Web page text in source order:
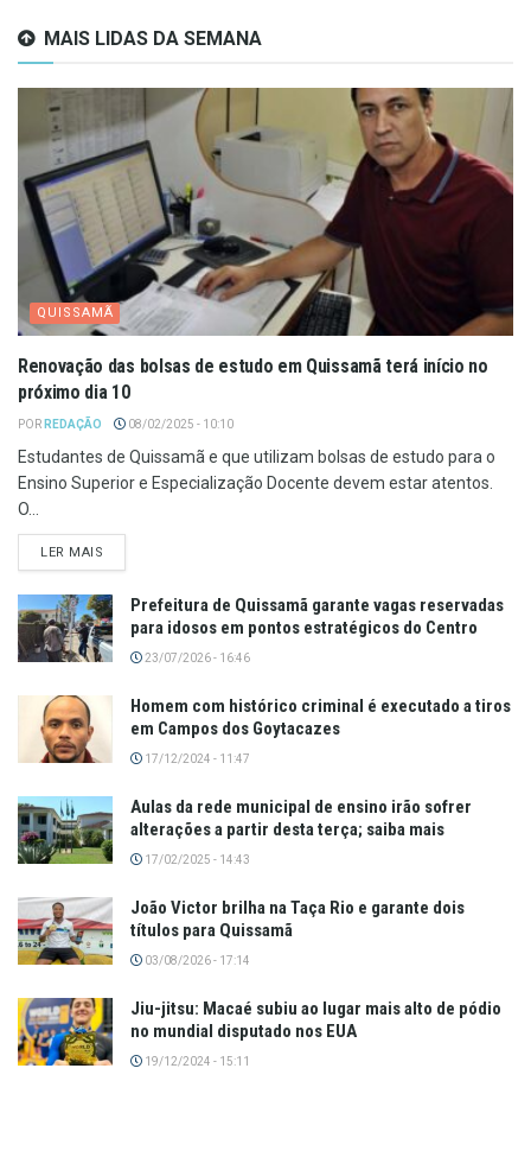
MAIS LIDAS DA SEMANA
QUISSAMÃ
Renovação das bolsas de estudo em Quissamã terá início no
próximo dia 10
POR REDAÇÃO 08/02/2025 - 10:10
Estudantes de Quissamã e que utilizam bolsas de estudo para o
Ensino Superior e Especialização Docente devem estar atentos.
O...
LER MAIS
Prefeitura de Quissamã garante vagas reservadas
para idosos em pontos estratégicos do Centro
23/07/2026 - 16:46
Homem com histórico criminal é executado a tiros
em Campos dos Goytacazes
17/12/2024 - 11:47
Aulas da rede municipal de ensino irão sofrer
alterações a partir desta terça; saiba mais
17/02/2025 - 14:43
João Victor brilha na Taça Rio e garante dois
títulos para Quissamã
03/08/2026 - 17:14
Jiu-jitsu: Macaé subiu ao lugar mais alto de pódio
no mundial disputado nos EUA
19/12/2024 - 15:11